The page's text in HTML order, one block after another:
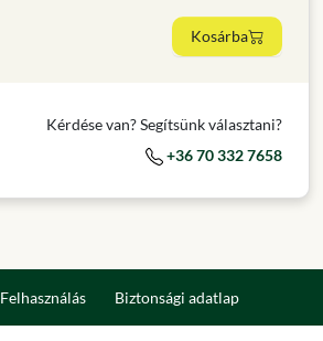
Kosárba
Kérdése van? Segítsünk választani?
+36 70 332 7658
Felhasználás Biztonsági adatlap